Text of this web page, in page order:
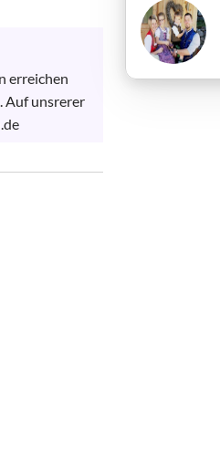
erreichen
Auf unsrerer